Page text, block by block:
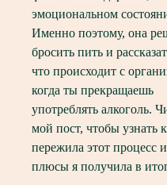
эмоциональном
Именно поэтому, она
бросить пить и
что происходит с
когда ты прекращаешь
употреблять алкоголь.
мой пост, чтобы узнать
пережила этот процесс
плюсы я получила в